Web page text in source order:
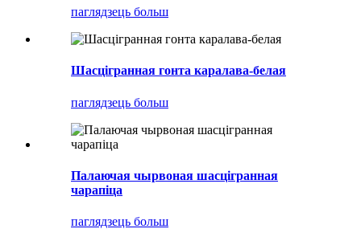
паглядзець больш
Шасцігранная гонта каралава-белая
паглядзець больш
Палаючая чырвоная шасцігранная
чарапіца
паглядзець больш